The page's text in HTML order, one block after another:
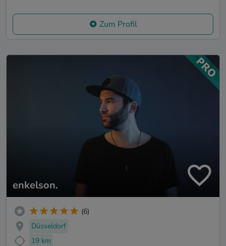
Zum Profil
enkelson.
(6)
Düsseldorf
19 km